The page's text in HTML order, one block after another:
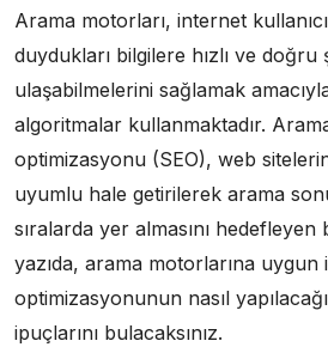
Arama motorları, internet
duydukları bilgilere hızlı ve doğru
ulaşabilmelerini sağlamak
algoritmalar kullanmaktadır.
optimizasyonu (SEO), web
uyumlu hale getirilerek arama
sıralarda yer almasını
yazıda, arama motorlarına uygun
optimizasyonunun nasıl
ipuçlarını bulacaksınız.